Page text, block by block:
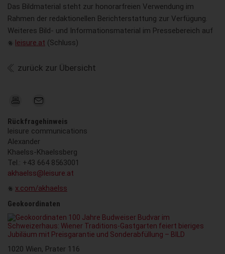
Das Bildmaterial steht zur honorarfreien Verwendung im
Rahmen der redaktionellen Berichterstattung zur Verfügung.
Weiteres Bild- und Informationsmaterial im Pressebereich auf
leisure.at (Schluss)
zurück zur Übersicht
Rückfragehinweis
leisure communications
Alexander
Khaelss-Khaelssberg
Tel.: +43 664 8563001
akhaelss@leisure.at
x.com/akhaelss
Geokoordinaten
1020 Wien, Prater 116